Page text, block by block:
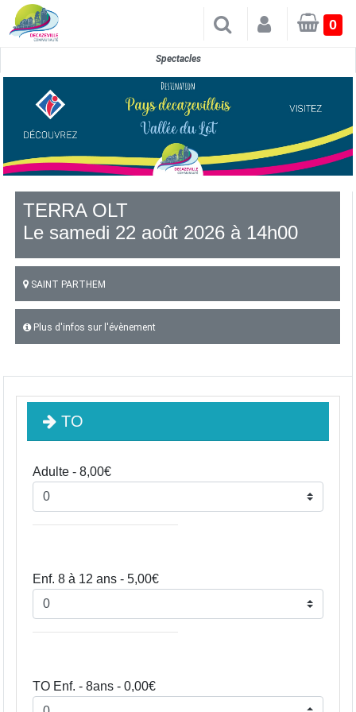
×0
Spectacles
TERRA OLT
Le samedi 22 août 2026 à 14h00
SAINT PARTHEM
Plus d'infos sur l'évènement
TO
Adulte - 8,00€
Enf. 8 à 12 ans - 5,00€
TO Enf. - 8ans - 0,00€